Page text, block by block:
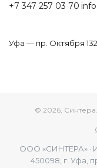
+7 347 257 03 70
Уфа — пр. Октября
© 2026, Синтера.
ООО «СИНТЕРА» ·
450098, г. Уфа,